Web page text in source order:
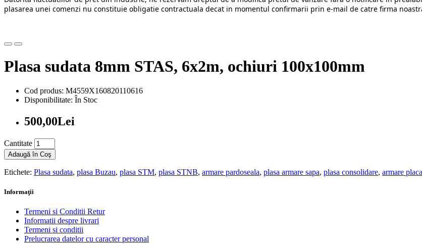
plasarea unei comenzi nu constituie obligatie contractuala decat in momentul confirmarii prin e-mail de catre firma
Plasa sudata 8mm STAS, 6x2m, ochiuri 100x100mm
Cod produs: M4559X160820110616
Disponibilitate: În Stoc
500,00Lei
Cantitate
Adaugă în Coş
Etichete: Plasa sudata, plasa Buzau, plasa STM, plasa STNB, armare pardoseala, plasa armare sapa, plasa consolidare, armare placa
Informaţii
Termeni si Conditii Retur
Informatii despre livrari
Termeni si conditii
Prelucrarea datelor cu caracter personal